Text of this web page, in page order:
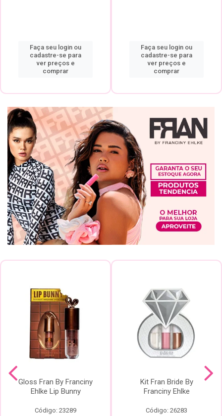
Faça seu login ou
cadastre-se para
ver preços e
comprar
Faça seu login ou
cadastre-se para
ver preços e
comprar
Gloss Fran By Franciny
Ehlke Lip Bunny
Código: 23289
Kit Fran Bride By
Franciny Ehlke
Código: 26283